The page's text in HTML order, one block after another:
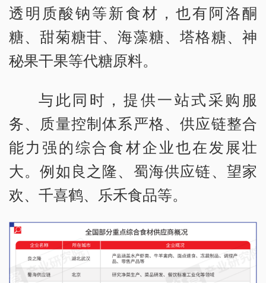
透明质酸钠等新食材，也有阿洛酮
糖、甜菊糖苷、海藻糖、塔格糖、神
秘果干果等代糖原料。
与此同时，提供一站式采购服
务、质量控制体系严格、供应链整合
能力强的综合食材企业也在发展壮
大。例如良之隆、蜀海供应链、望家
欢、千喜鹤、乐禾食品等。